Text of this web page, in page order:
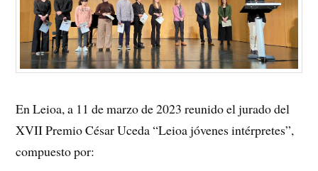
En Leioa, a 11 de marzo de 2023 reunido el jurado del
XVII Premio César Uceda “Leioa jóvenes intérpretes”,
compuesto por: